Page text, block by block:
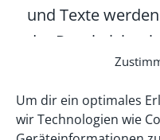
Um dir ein optimales
wir Technologien wie
und Texte
der Regel nicht
gemacht. Das
Kennzeichnung
dass es sich um